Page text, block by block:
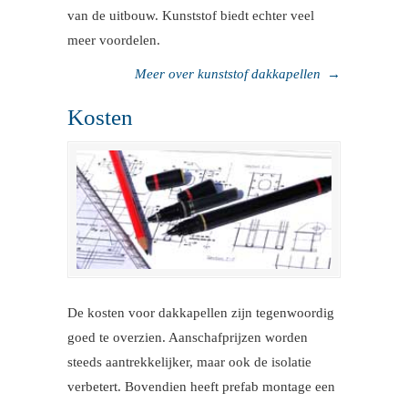
van de uitbouw. Kunststof biedt echter veel
meer voordelen.
Meer over kunststof dakkapellen →
Kosten
De kosten voor dakkapellen zijn tegenwoordig
goed te overzien. Aanschafprijzen worden
steeds aantrekkelijker, maar ook de isolatie
verbetert. Bovendien heeft prefab montage een